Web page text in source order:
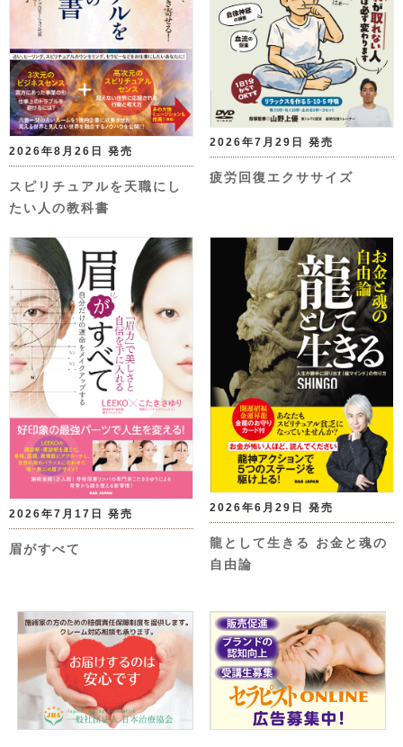
2026年8月26日 発売
スピリチュアルを天職にし
たい人の教科書
2026年7月29日 発売
疲労回復エクササイズ
2026年7月17日 発売
眉がすべて
2026年6月29日 発売
龍として生きる お金と魂の
自由論